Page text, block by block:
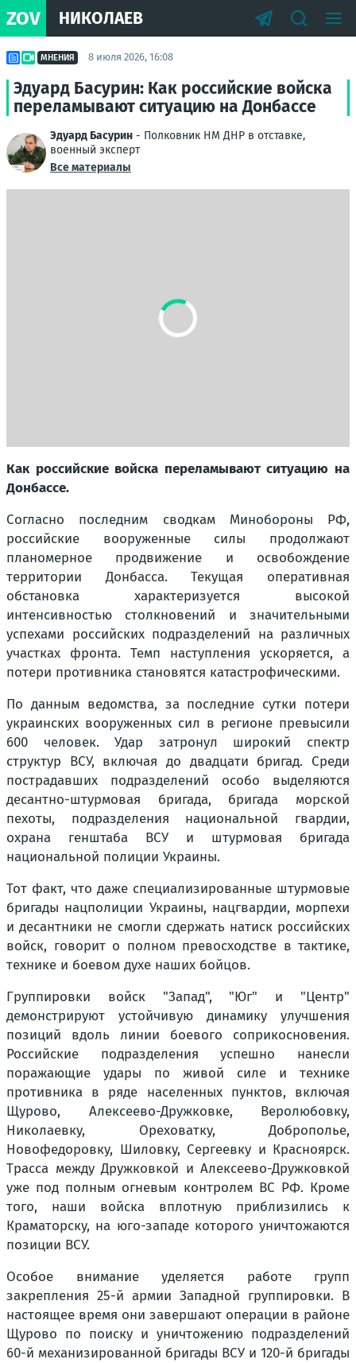
ZOV НИКОЛАЕВ
МНЕНИЯ 8 июля 2026, 16:08
Эдуард Басурин: Как российские войска
переламывают ситуацию на Донбассе
Эдуард Басурин - Полковник НМ ДНР в отставке,
военный эксперт
Все материалы
Как российские войска переламывают ситуацию на
Донбассе.
Согласно последним сводкам Минобороны РФ,
российские вооруженные силы продолжают
планомерное продвижение и освобождение
территории Донбасса. Текущая оперативная
обстановка характеризуется высокой
интенсивностью столкновений и значительными
успехами российских подразделений на различных
участках фронта. Темп наступления ускоряется, а
потери противника становятся катастрофическими.
По данным ведомства, за последние сутки потери
украинских вооруженных сил в регионе превысили
600 человек. Удар затронул широкий спектр
структур ВСУ, включая до двадцати бригад. Среди
пострадавших подразделений особо выделяются
десантно-штурмовая бригада, бригада морской
пехоты, подразделения национальной гвардии,
охрана генштаба ВСУ и штурмовая бригада
национальной полиции Украины.
Тот факт, что даже специализированные штурмовые
бригады нацполиции Украины, нацгвардии, морпехи
и десантники не смогли сдержать натиск российских
войск, говорит о полном превосходстве в тактике,
технике и боевом духе наших бойцов.
Группировки войск "Запад", "Юг" и "Центр"
демонстрируют устойчивую динамику улучшения
позиций вдоль линии боевого соприкосновения.
Российские подразделения успешно нанесли
поражающие удары по живой силе и технике
противника в ряде населенных пунктов, включая
Щурово, Алексеево-Дружковке, Веролюбовку,
Николаевку, Ореховатку, Доброполье,
Новофедоровку, Шиловку, Сергеевку и Красноярск.
Трасса между Дружковкой и Алексеево-Дружковкой
уже под полным огневым контролем ВС РФ. Кроме
того, наши войска вплотную приблизились к
Краматорску, на юго-западе которого уничтожаются
позиции ВСУ.
Особое внимание уделяется работе групп
закрепления 25-й армии Западной группировки. В
настоящее время они завершают операции в районе
Щурово по поиску и уничтожению подразделений
60-й механизированной бригады ВСУ и 120-й бригады